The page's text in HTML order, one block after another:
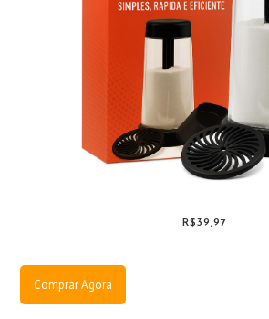
R$39,97
Comprar Agora